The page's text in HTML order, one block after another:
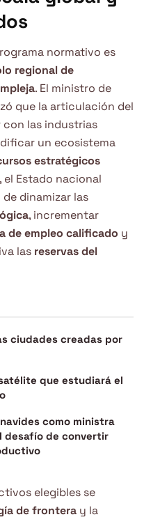
normativo es
regional de
. El ministro de
que la articulación del
las industrias
un ecosistema
estratégicos
el Estado nacional
dinamizar las
, incrementar
de empleo calificado y
las reservas del
ciudades creadas por
que estudiará el
como ministra
desafío de convertir
elegibles se
de frontera y la